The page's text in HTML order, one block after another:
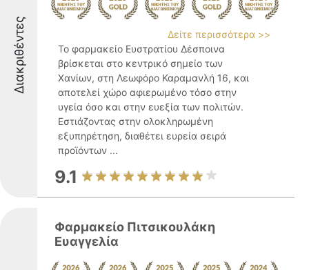
Διακριθέντες
Δείτε περισσότερα >>
Το φαρμακείο Ευστρατίου Δέσποινα
βρίσκεται στο κεντρικό σημείο των
Χανίων, στη Λεωφόρο Καραμανλή 16, και
αποτελεί χώρο αφιερωμένο τόσο στην
υγεία όσο και στην ευεξία των πολιτών.
Εστιάζοντας στην ολοκληρωμένη
εξυπηρέτηση, διαθέτει ευρεία σειρά
προϊόντων ...
9.1
Φαρμακείο Πιτσικουλάκη
Ευαγγελία